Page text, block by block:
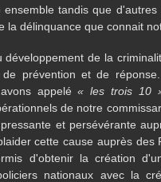
tandis que
délinquance que connait
de la
prévention et de
appelé« les trois 10
de notre
et persévérante
cette cause auprès des
d'obtenir la création
nationaux avec la